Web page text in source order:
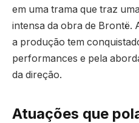
em uma trama que traz
intensa da obra de Brontë.
a produção tem
performances e pela
da direção.
Atuações que